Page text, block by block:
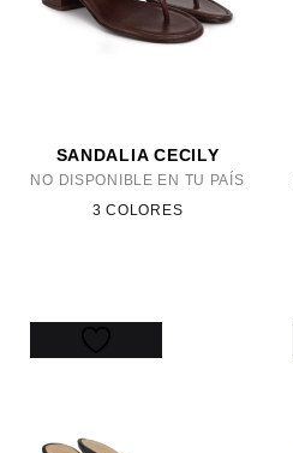
SANDALIA CECILY
NO DISPONIBLE EN TU PAÍS
3 COLORES